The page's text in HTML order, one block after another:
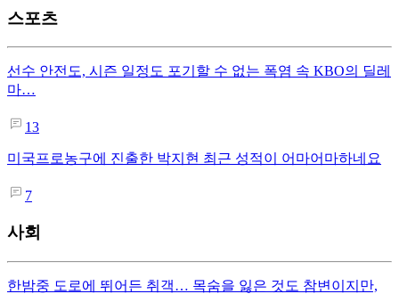
스포츠
선수 안전도, 시즌 일정도 포기할 수 없는 폭염 속 KBO의 딜레
마…
13
미국프로농구에 진출한 박지현 최근 성적이 어마어마하네요
7
사회
한밤중 도로에 뛰어든 취객… 목숨을 잃은 것도 참변이지만,